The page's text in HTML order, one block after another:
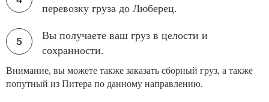
перевозку груза до Люберец.
Вы получаете ваш груз в целости и
сохранности.
Внимание, вы можете также заказать сборный груз, а также
попутный из Питера по данному направлению.